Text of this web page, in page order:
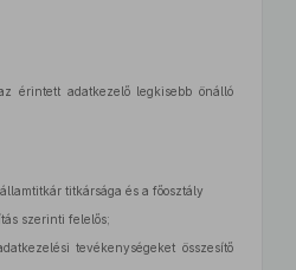
érintett adatkezelő legkisebb önálló
titkársága és a főosztály
szerinti felelős;
tevékenységeket összesítő